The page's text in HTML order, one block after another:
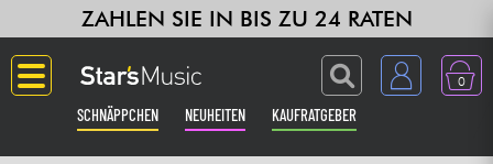
ZAHLEN SIE IN BIS ZU 24 RATEN
0
SCHNÄPPCHEN NEUHEITEN KAUFRATGEBER